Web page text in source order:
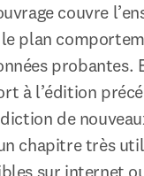
couvre
plan
probantes.
à l’édition
de
chapitre très
sur internet